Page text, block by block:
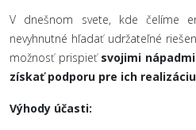
V dnešnom svete, kde čelíme
nevyhnutné hľadať udržateľné
možnosť prispieť svojimi
získať podporu pre ich realizáciu
Výhody účasti: